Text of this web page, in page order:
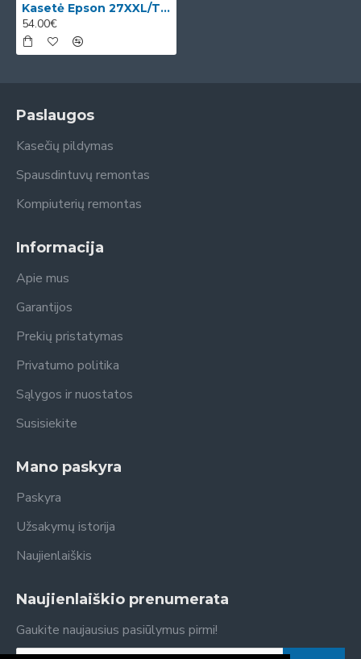
Kasetė Epson 27XXL/T2791 BK (C13T27114012) OEM
54.00€
Paslaugos
Kasečių pildymas
Spausdintuvų remontas
Kompiuterių remontas
Informacija
Apie mus
Garantijos
Prekių pristatymas
Privatumo politika
Sąlygos ir nuostatos
Susisiekite
Mano paskyra
Paskyra
Užsakymų istorija
Naujienlaiškis
Naujienlaiškio prenumerata
Gaukite naujausius pasiūlymus pirmi!